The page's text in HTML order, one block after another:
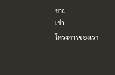
ขาย
เช่า
โครงการของเรา